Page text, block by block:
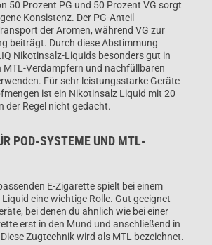
50 Prozent PG und 50 Prozent VG sorgt
Konsistenz. Der PG-Anteil
der Aromen, während VG zur
beiträgt. Durch diese Abstimmung
Nikotinsalz-Liquids besonders gut in
MTL-Verdampfern und nachfüllbaren
Für sehr leistungsstarke Geräte
ist ein Nikotinsalz Liquid mit 20
der Regel nicht gedacht.
POD-SYSTEME UND MTL-
E-Zigarette spielt bei einem
eine wichtige Rolle. Gut geeignet
bei denen du ähnlich wie bei einer
erst in den Mund und anschließend in
Zugtechnik wird als MTL bezeichnet.